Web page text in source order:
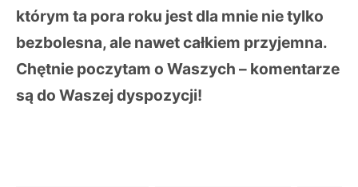
którym ta pora roku jest dla mnie nie tylko
bezbolesna, ale nawet całkiem przyjemna.
Chętnie poczytam o Waszych – komentarze
są do Waszej dyspozycji!